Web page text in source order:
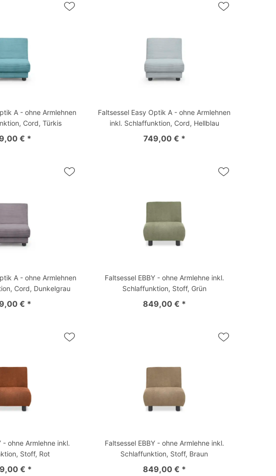
A - ohne Armlehnen
Cord, Türkis
€ *
Faltsessel Easy Optik A - ohne Armlehnen
inkl. Schlaffunktion, Cord, Hellblau
749,00 € *
A - ohne Armlehnen
Cord, Dunkelgrau
€ *
Faltsessel EBBY - ohne Armlehne inkl.
Schlaffunktion, Stoff, Grün
849,00 € *
- ohne Armlehne inkl.
Stoff, Rot
€ *
Faltsessel EBBY - ohne Armlehne inkl.
Schlaffunktion, Stoff, Braun
849,00 € *